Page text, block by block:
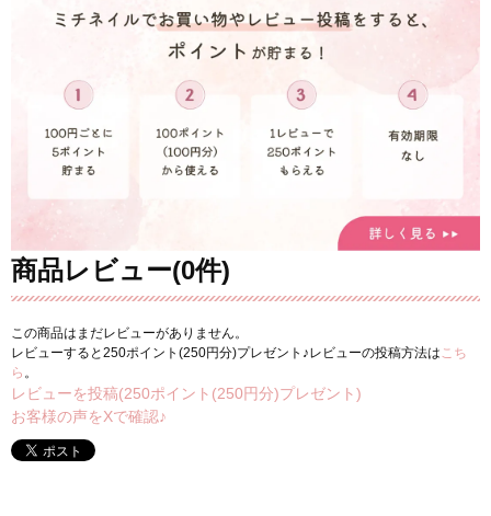
商品レビュー(0件)
この商品はまだレビューがありません。
レビューすると250ポイント(250円分)プレゼント♪レビューの投稿方法は こち
ら 。
レビューを投稿(250ポイント(250円分)プレゼント)
お客様の声をXで確認♪